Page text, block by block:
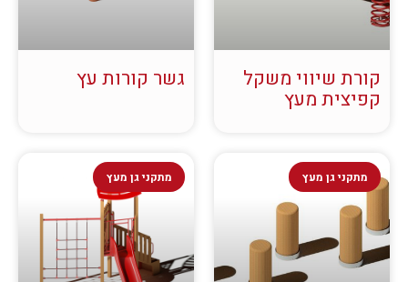
קורת שיווי משקל
קפיצית מעץ
גשר קורות עץ
מתקני גן מעץ מתקני גן מעץ